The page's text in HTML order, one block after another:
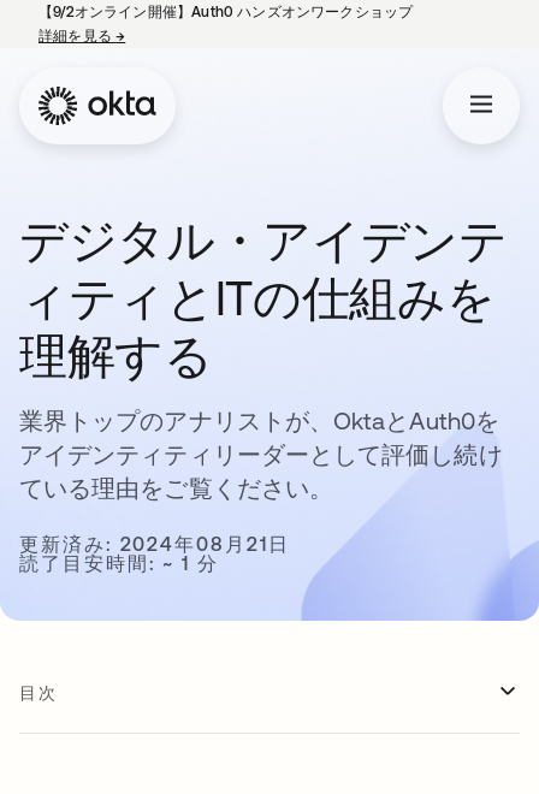
【9/2オンライン開催】Auth0 ハンズオンワークショップ
詳細を見る→
デジタル・アイデンテ
ィティとITの仕組みを
理解する
業界トップのアナリストが、OktaとAuth0を
アイデンティティリーダーとして評価し続け
ている理由をご覧ください。
更新済み: 2024年08月21日
読了目安時間: ~ 1 分
目次